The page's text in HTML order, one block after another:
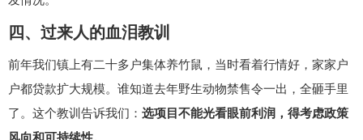
四、过来人的血泪教训
前年我们镇上有二十多户集体养竹鼠，当时看着行情好，家家户
户都贷款扩大规模。谁知道去年野生动物禁售令一出，全砸手里
了。这个教训告诉我们： 选项目不能光看眼前利润，得考虑政策